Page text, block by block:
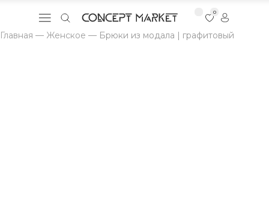
0
Главная — Женское — Брюки из модала | графитовый